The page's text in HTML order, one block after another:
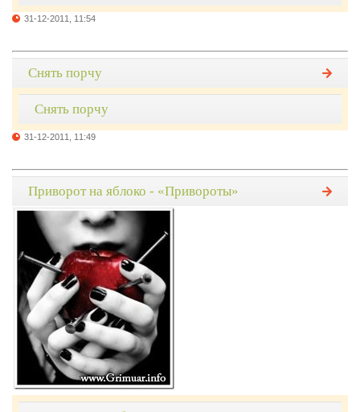
31-12-2011, 11:54
Снять порчу
Снять порчу
31-12-2011, 11:49
Приворот на яблоко - «Привороты»